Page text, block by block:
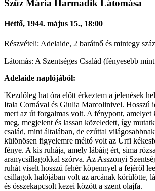
Szűz Mária Harmadik Látomása
Hétfő, 1944. május 15., 18:00
Részvételi: Adelaide, 2 barátnő és mintegy
Látomás: A Szentséges Család (fényesebb
Adelaide naplójából:
'Kezdőleg hat óra előtt érkeztem a jelenések
Itala Cornával és Giulia Marcolinivel. Hosszú
mert az út forgalmas volt. A fénypont, amelyet
meg, megjelent és lassan közeledett, így
család, mint általában, de ezúttal
különösen figyelemre méltó volt az Úrfi
fénye. A kis ruhája, amely lábáig ért, sima
aranycsillagokkal szórva. Az Asszonyi
ruhát viselt hosszú fehér köpennyel a fejéről
csillagok halójában volt az arcának körülötte,
és összekapcsolt kezei között a szent olajfa.